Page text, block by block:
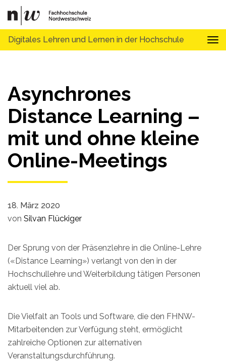
Digitales Lehren und Lernen in der Hochschule
Asynchrones
Distance Learning –
mit und ohne kleine
Online-Meetings
18. März 2020
von Silvan Flückiger
Der Sprung von der Präsenzlehre in die Online-Lehre
(«Distance Learning») verlangt von den in der
Hochschullehre und Weiterbildung tätigen Personen
aktuell viel ab.
Die Vielfalt an Tools und Software, die den FHNW-
Mitarbeitenden zur Verfügung steht, ermöglicht
zahlreiche Optionen zur alternativen
Veranstaltungsdurchführung.